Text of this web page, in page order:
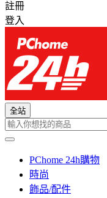
註冊
登入
全站
PChome 24h購物
時尚
飾品/配件